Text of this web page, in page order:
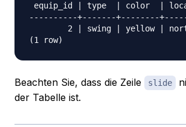
equip_id | type  | color  |
----------+-------+--------
2 | swing | yellow |
Beachten Sie, dass die Zeile slide
der Tabelle ist.